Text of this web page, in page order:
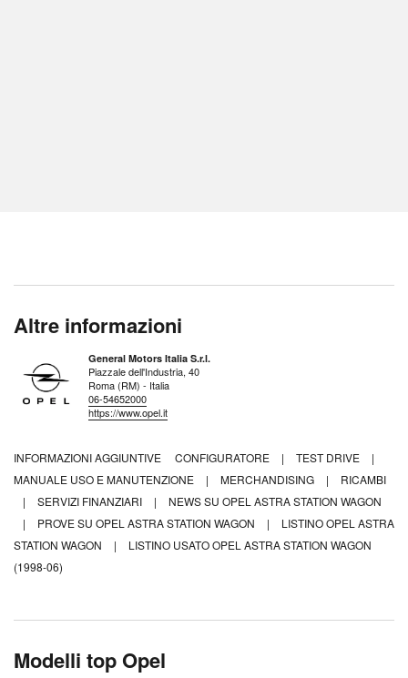
Altre informazioni
General Motors Italia S.r.l.
Piazzale dell'Industria, 40
Roma (RM) - Italia
06-54652000
https://www.opel.it
INFORMAZIONI AGGIUNTIVE CONFIGURATORE | TEST DRIVE
|
MANUALE USO E MANUTENZIONE
| MERCHANDISING |
RICAMBI
|
SERVIZI FINANZIARI |
NEWS SU OPEL ASTRA STATION WAGON
|
PROVE SU OPEL ASTRA STATION WAGON |
LISTINO OPEL ASTRA
STATION WAGON
|
LISTINO USATO OPEL ASTRA STATION WAGON
(1998-06)
Modelli top Opel